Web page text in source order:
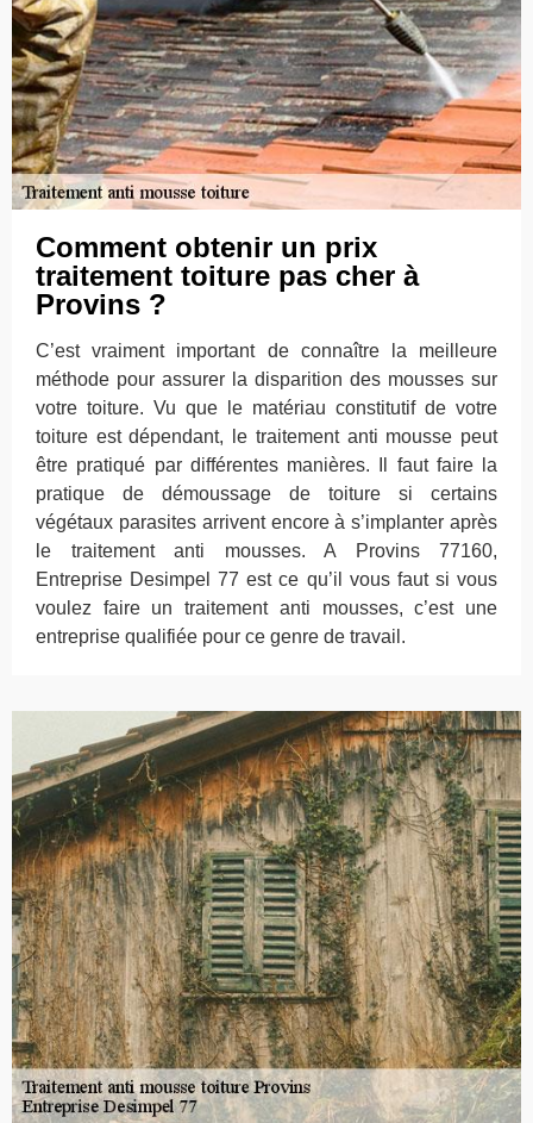
Comment obtenir un prix
traitement toiture pas cher à
Provins ?
C’est vraiment important de connaître la meilleure
méthode pour assurer la disparition des mousses sur
votre toiture. Vu que le matériau constitutif de votre
toiture est dépendant, le traitement anti mousse peut
être pratiqué par différentes manières. Il faut faire la
pratique de démoussage de toiture si certains
végétaux parasites arrivent encore à s’implanter après
le traitement anti mousses. A Provins 77160,
Entreprise Desimpel 77 est ce qu’il vous faut si vous
voulez faire un traitement anti mousses, c’est une
entreprise qualifiée pour ce genre de travail.